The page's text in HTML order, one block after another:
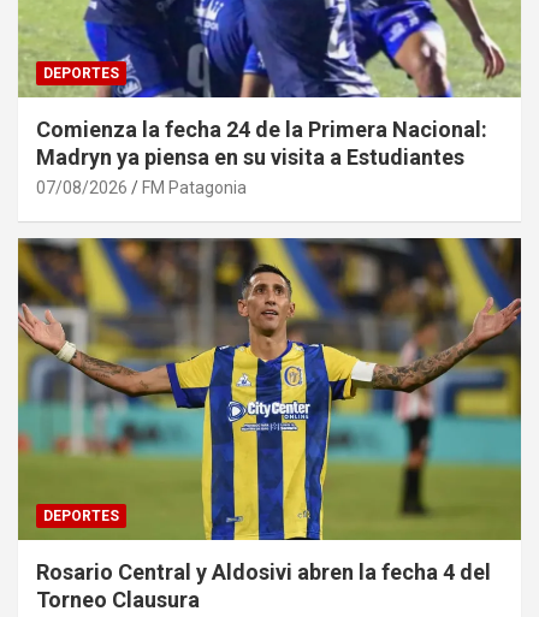
DEPORTES
Comienza la fecha 24 de la Primera Nacional:
Madryn ya piensa en su visita a Estudiantes
07/08/2026 FM Patagonia
DEPORTES
Rosario Central y Aldosivi abren la fecha 4 del
Torneo Clausura